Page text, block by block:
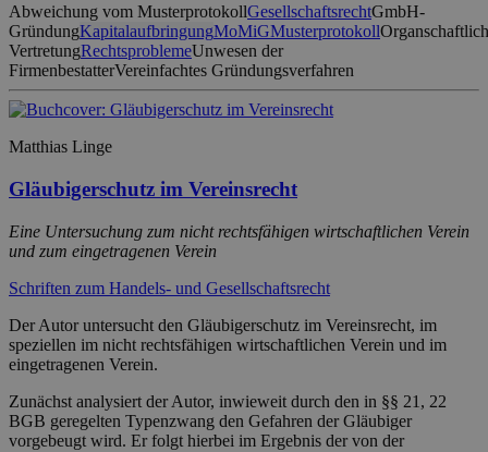
Abweichung vom MusterprotokollGesellschaftsrechtGmbH-
GründungKapitalaufbringungMoMiGMusterprotokoll
VertretungRechtsproblemeUnwesen der
FirmenbestatterVereinfachtes Gründungsverfahren
Matthias Linge
Gläubigerschutz im Vereinsrecht
Eine Untersuchung zum nicht rechtsfähigen wirtschaftlichen Verein
und zum eingetragenen Verein
Schriften zum Handels- und Gesellschaftsrecht
Der Autor untersucht den Gläubigerschutz im Vereinsrecht, im
speziellen im nicht rechtsfähigen wirtschaftlichen Verein und im
eingetragenen Verein.
Zunächst analysiert der Autor, inwieweit durch den in §§ 21, 22
BGB geregelten Typenzwang den Gefahren der Gläubiger
vorgebeugt wird. Er folgt hierbei im Ergebnis der von der